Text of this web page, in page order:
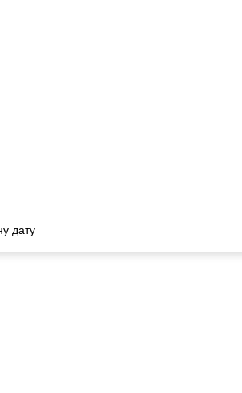
дату
готель або тур, відкрийте цей
бажаного готелю/туру на